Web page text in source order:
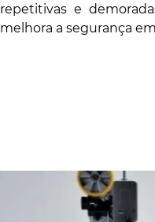
repetitivas e
melhora a segurança